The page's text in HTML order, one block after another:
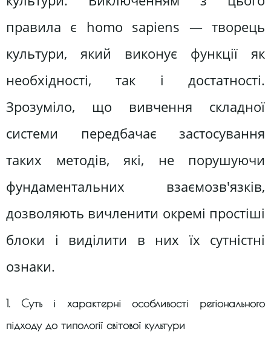
правила є homo sapiens — творець
культури, який виконує функції як
необхідності, так і достатності.
Зрозуміло, що вивчення складної
системи передбачає застосування
таких методів, які, не порушуючи
фундаментальних взаємозв'язків,
дозволяють вичленити окремі простіші
блоки і виділити в них їх сутністні
ознаки.
1. Суть і характерні особливості регіонального
підходу до типології світової культури